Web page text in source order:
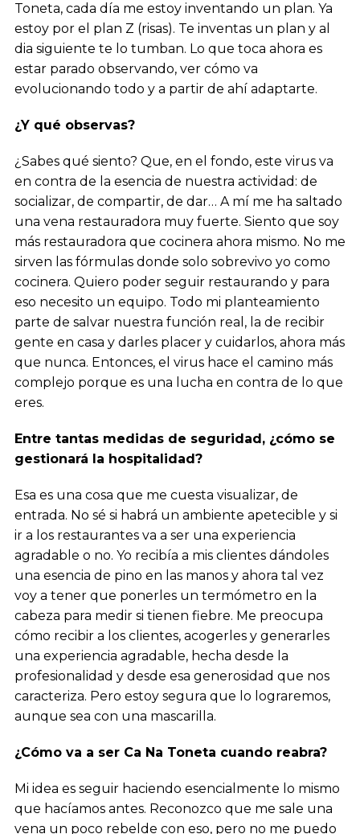
Toneta, cada día me estoy inventando un plan. Ya
estoy por el plan Z (risas). Te inventas un plan y al
dia siguiente te lo tumban. Lo que toca ahora es
estar parado observando, ver cómo va
evolucionando todo y a partir de ahí adaptarte.
¿Y qué observas?
¿Sabes qué siento? Que, en el fondo, este virus va
en contra de la esencia de nuestra actividad: de
socializar, de compartir, de dar… A mí me ha saltado
una vena restauradora muy fuerte. Siento que soy
más restauradora que cocinera ahora mismo. No me
sirven las fórmulas donde solo sobrevivo yo como
cocinera. Quiero poder seguir restaurando y para
eso necesito un equipo. Todo mi planteamiento
parte de salvar nuestra función real, la de recibir
gente en casa y darles placer y cuidarlos, ahora más
que nunca. Entonces, el virus hace el camino más
complejo porque es una lucha en contra de lo que
eres.
Entre tantas medidas de seguridad, ¿cómo se
gestionará la hospitalidad?
Esa es una cosa que me cuesta visualizar, de
entrada. No sé si habrá un ambiente apetecible y si
ir a los restaurantes va a ser una experiencia
agradable o no. Yo recibía a mis clientes dándoles
una esencia de pino en las manos y ahora tal vez
voy a tener que ponerles un termómetro en la
cabeza para medir si tienen fiebre. Me preocupa
cómo recibir a los clientes, acogerles y generarles
una experiencia agradable, hecha desde la
profesionalidad y desde esa generosidad que nos
caracteriza. Pero estoy segura que lo lograremos,
aunque sea con una mascarilla.
¿Cómo va a ser Ca Na Toneta cuando reabra?
Mi idea es seguir haciendo esencialmente lo mismo
que hacíamos antes. Reconozco que me sale una
vena un poco rebelde con eso, pero no me puedo